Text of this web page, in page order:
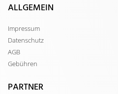
ALLGEMEIN
Impressum
Datenschutz
AGB
Gebühren
PARTNER